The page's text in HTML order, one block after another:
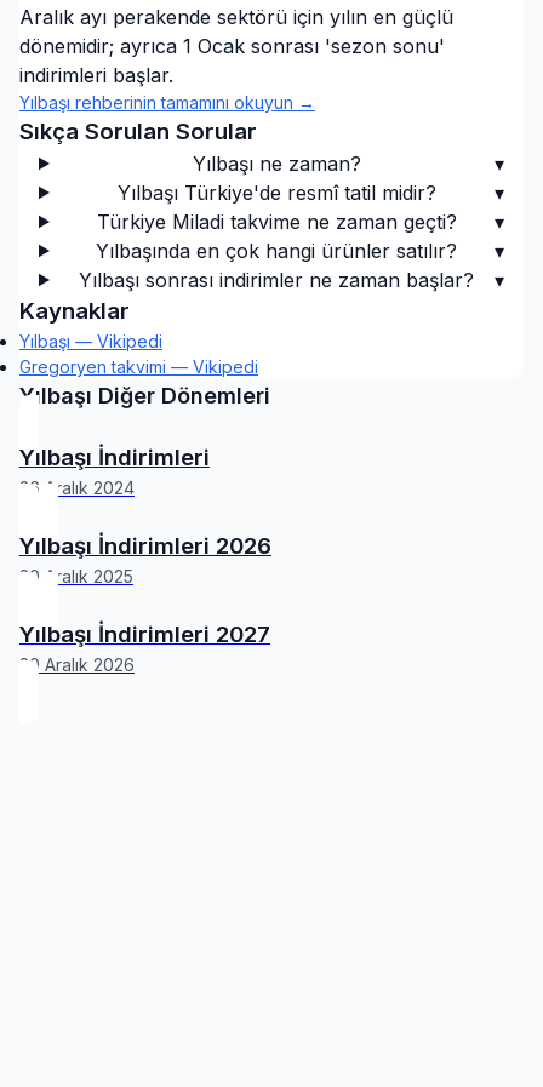
Aralık ayı perakende sektörü için yılın en güçlü
dönemidir; ayrıca 1 Ocak sonrası 'sezon sonu'
indirimleri başlar.
Yılbaşı rehberinin tamamını okuyun →
Sıkça Sorulan Sorular
Yılbaşı ne zaman?
▾
Yılbaşı Türkiye'de resmî tatil midir?
▾
Türkiye Miladi takvime ne zaman geçti?
▾
Yılbaşında en çok hangi ürünler satılır?
▾
Yılbaşı sonrası indirimler ne zaman başlar?
▾
Kaynaklar
Yılbaşı — Vikipedi
Gregoryen takvimi — Vikipedi
Yılbaşı Diğer Dönemleri
Yılbaşı İndirimleri
26 Aralık 2024
Yılbaşı İndirimleri 2026
20 Aralık 2025
Yılbaşı İndirimleri 2027
20 Aralık 2026